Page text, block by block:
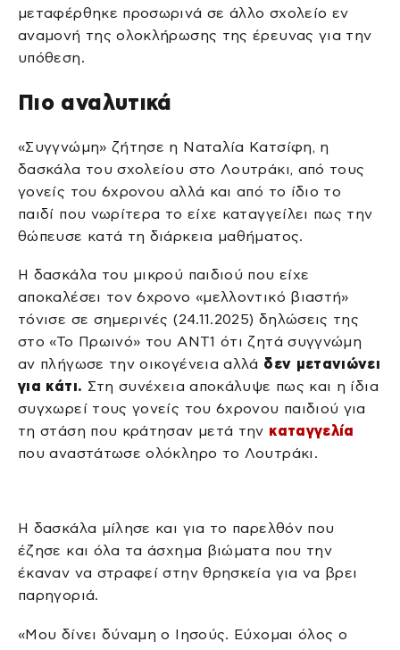
μεταφέρθηκε προσωρινά σε άλλο σχολείο εν
αναμονή της ολοκλήρωσης της έρευνας για την
υπόθεση.
Πιο αναλυτικά
«Συγγνώμη» ζήτησε η Ναταλία Κατσίφη, η
δασκάλα του σχολείου στο Λουτράκι, από τους
γονείς του 6χρονου αλλά και από το ίδιο το
παιδί που νωρίτερα το είχε καταγγείλει πως την
θώπευσε κατά τη διάρκεια μαθήματος.
Η δασκάλα του μικρού παιδιού που είχε
αποκαλέσει τον 6χρονο «μελλοντικό βιαστή»
τόνισε σε σημερινές (24.11.2025) δηλώσεις της
στο «Το Πρωινό» του ΑΝΤ1 ότι ζητά συγγνώμη
αν πλήγωσε την οικογένεια αλλά δεν μετανιώνει
για κάτι. Στη συνέχεια αποκάλυψε πως και η ίδια
συγχωρεί τους γονείς του 6χρονου παιδιού για
τη στάση που κράτησαν μετά την καταγγελία
που αναστάτωσε ολόκληρο το Λουτράκι.
Η δασκάλα μίλησε και για το παρελθόν που
έζησε και όλα τα άσχημα βιώματα που την
έκαναν να στραφεί στην θρησκεία για να βρει
παρηγοριά.
«Μου δίνει δύναμη ο Ιησούς. Εύχομαι όλος ο